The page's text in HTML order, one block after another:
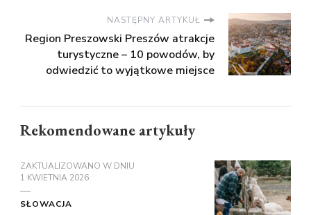
NASTĘPNY ARTYKUŁ
Region Preszowski Preszów atrakcje
turystyczne – 10 powodów, by
odwiedzić to wyjątkowe miejsce
Rekomendowane artykuły
ZAKTUALIZOWANO W DNIU
1 KWIETNIA 2026
SŁOWACJA